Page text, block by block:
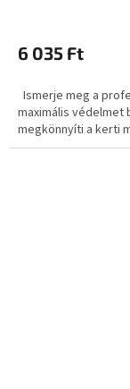
6 035 Ft
Ismerje meg a
maximális védelmet
megkönnyíti a kerti